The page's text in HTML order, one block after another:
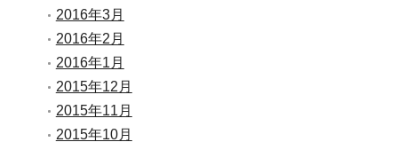
2016年3月
2016年2月
2016年1月
2015年12月
2015年11月
2015年10月